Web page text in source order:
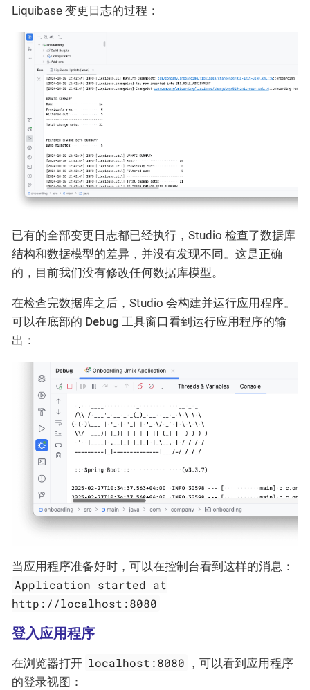
Liquibase 变更日志的过程：
已有的全部变更日志都已经执行，Studio 检查了数据库
结构和数据模型的差异，并没有发现不同。这是正确
的，目前我们没有修改任何数据库模型。
在检查完数据库之后，Studio 会构建并运行应用程序。
可以在底部的 Debug 工具窗口看到运行应用程序的输
出：
当应用程序准备好时，可以在控制台看到这样的消息：
Application started at
http://localhost:8080
登入应用程序
在浏览器打开 localhost:8080 ，可以看到应用程序
的登录视图：